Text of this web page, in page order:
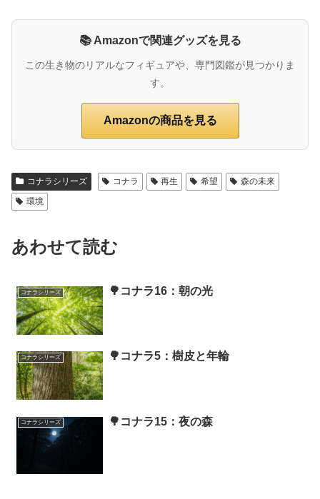
📚 Amazonで関連グッズを見る
この生き物のリアルなフィギュアや、専門図鑑が見つかりま
す。
Amazonの商品を見る
コナラシリーズ コナラ 再生 希望
森の未来
環境
あわせて読む
コナラシリーズ 🌳コナラ16：朝の光
コナラシリーズ 🌳コナラ5：樹皮と年輪
コナラシリーズ 🌳コナラ15：夜の森